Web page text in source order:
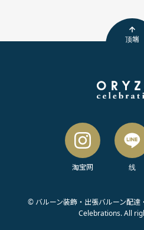
顶端
淘宝网 线
© バルーン装飾・出張バルーン配達
Celebrations. All